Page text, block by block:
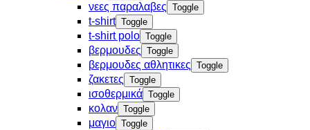
νεες παραλαβες Toggle
t-shirt Toggle
t-shirt polo Toggle
βερμουδες Toggle
βερμουδες αθλητικες Toggle
ζακετες Toggle
ισοθερμικά Toggle
κολαν Toggle
μαγιο Toggle